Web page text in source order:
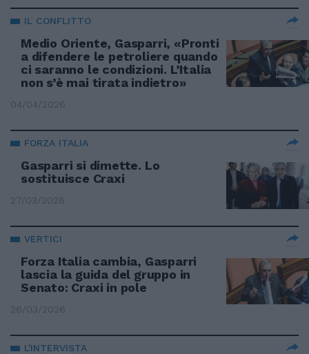
IL CONFLITTO
Medio Oriente, Gasparri, «Pronti
a difendere le petroliere quando
ci saranno le condizioni. L’Italia
non s’è mai tirata indietro»
04/04/2026
FORZA ITALIA
Gasparri si dimette. Lo
sostituisce Craxi
27/03/2026
VERTICI
Forza Italia cambia, Gasparri
lascia la guida del gruppo in
Senato: Craxi in pole
26/03/2026
L'INTERVISTA